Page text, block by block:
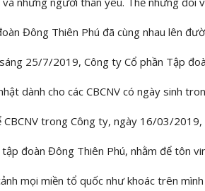
Đông Thiên Phú đã cùng nhau lên
25/7/2019, Công ty Cổ phần Tập
dành cho các CBCNV có ngày sinh
trong Công ty, ngày 16/03/2019,
đoàn Đông Thiên Phú, nhằm để tôn
mọi miền tổ quốc như khoác trên